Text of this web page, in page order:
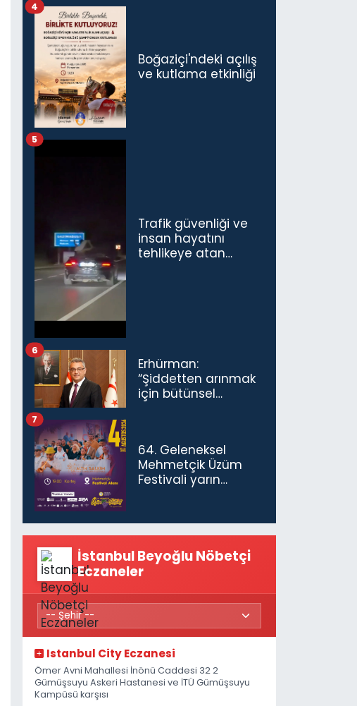
Boğaziçi'ndeki açılış
ve kutlama etkinliği
4
Trafik güvenliği ve
insan hayatını
tehlikeye atan
5
Erhürman:
“Şiddetten arınmak
için bütünsel
6
64. Geleneksel
Mehmetçik Üzüm
Festivali yarın
7
İstanbul Beyoğlu Nöbetçi
Eczaneler
Istanbul City Eczanesi
Ömer Avni Mahallesi İnönü Caddesi 32 2
Gümüşsuyu Askeri Hastanesi ve İTÜ Gümüşsuyu
Kampüsü karşısı